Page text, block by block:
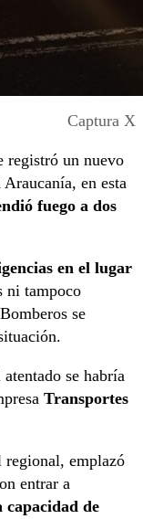
Captura X
registró un nuevo
en esta
fuego a dos
en el lugar
ni tampoco
se
se habría
Transportes
regional, emplazó
entrar a
capacidad de